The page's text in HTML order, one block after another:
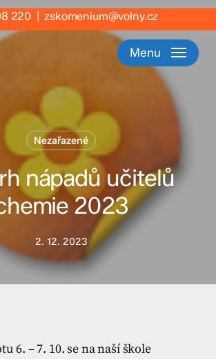
220 |zskomenium@volny.cz
Menu
Nezařazené
nápadů učitelů
2023
2. 12. 2023
6. – 7. 10. se na naší škole